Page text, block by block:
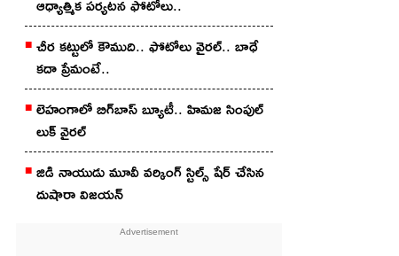
ఆధ్యాత్మిక ప‌ర్య‌ట‌న ఫోటోలు..
చీర క‌ట్టులో కౌముది.. ఫోటోలు వైర‌ల్‌.. బాధే
కదా ప్రేమంటే..
లెహంగాలో బిగ్‌బాస్ బ్యూటీ.. హిమ‌జ సింపుల్
లుక్ వైర‌ల్‌
జిడి నాయుడు మూవీ వ‌ర్కింగ్ స్టిల్స్ షేర్ చేసిన
దుషారా విజ‌య‌న్‌